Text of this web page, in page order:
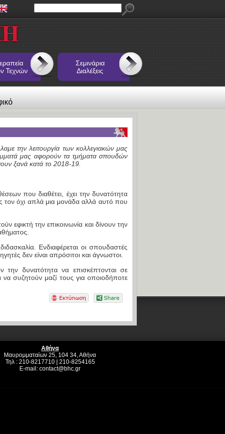
Σεμινάρια
Διαλέξεις
Τεχνών
την λειτουργία των κολλεγιακών μας
μας αφορούν τα τμήματα σπουδών
ξανά κατά το 2018-19.
που διαθέτει, έχει την δυνατότητα
όχι απλά μια μονάδα αλλά αυτό που
εφικτή την επικοινωνία και δίνουν την
Ενδιαφέρεται οι σπουδαστές
δεν είναι απρόσιτοι και άγνωστοι.
δυνατότητα να επισκέπτονται σε
συζητούν μαζί τους για οποιοδήποτε
Αθήνα
Μαυρομματαίων 25, 104 34, Αθήνα
Τηλ : 210-8217710 | 210-8254165
E-mail: contact@bhc.gr